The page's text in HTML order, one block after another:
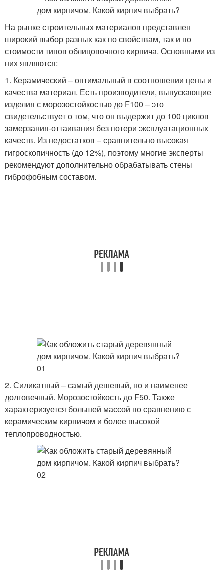
На рынке строительных материалов представлен
широкий выбор разных как по свойствам, так и по
стоимости типов облицовочного кирпича. Основными из
них являются:
1. Керамический – оптимальный в соотношении цены и
качества материал. Есть производители, выпускающие
изделия с морозостойкостью до F100 – это
свидетельствует о том, что он выдержит до 100 циклов
замерзания-оттаивания без потери эксплуатационных
качеств. Из недостатков – сравнительно высокая
гигроскопичность (до 12%), поэтому многие эксперты
рекомендуют дополнительно обрабатывать стены
гиброфобным составом.
2. Силикатный – самый дешевый, но и наименее
долговечный. Морозостойкость до F50. Также
характеризуется большей массой по сравнению с
керамическим кирпичом и более высокой
теплопроводностью.